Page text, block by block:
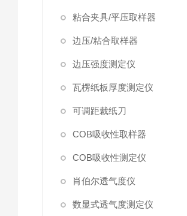
粘合夹具/平压取样器
边压/粘合取样器
边压强度测定仪
瓦楞纸板厚度测定仪
可调距裁纸刀
COB吸收性取样器
COB吸收性测定仪
肖伯尔透气度仪
数显式透气度测定仪